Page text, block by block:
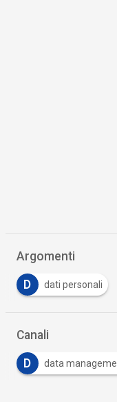
Argomenti
D DPO L
Canali
management P